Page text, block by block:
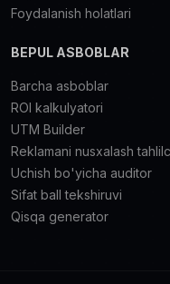
Foydalanish holatlari
BEPUL ASBOBLAR
Barcha asboblar
ROI kalkulyatori
UTM Builder
Reklamani nusxalash
Uchish bo'yicha auditor
Sifat ball tekshiruvi
Qisqa generator